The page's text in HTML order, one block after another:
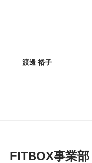
渡邊 裕子
FITBOX事業部